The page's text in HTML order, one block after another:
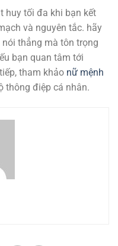
huy tối đa khi bạn kết
và nguyên tắc. hãy
thẳng mà tôn trọng
bạn quan tâm tới
tham khảo nữ mệnh
thông điệp cá nhân.